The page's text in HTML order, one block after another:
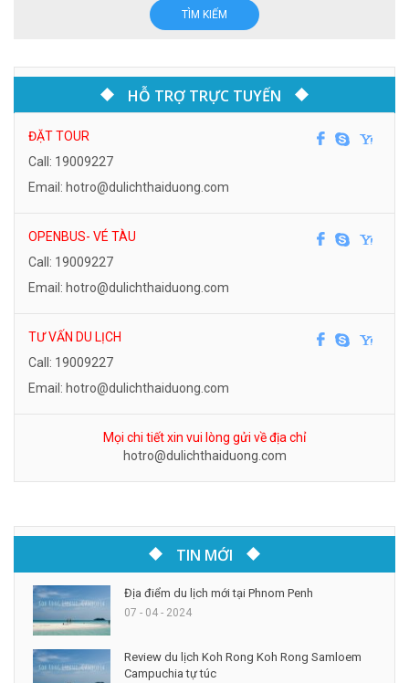
TÌM KIẾM
HỖ TRỢ TRỰC TUYẾN
ĐẶT TOUR
Call: 19009227
Email: hotro@dulichthaiduong.com
OPENBUS- VÉ TÀU
Call: 19009227
Email: hotro@dulichthaiduong.com
TƯ VẤN DU LỊCH
Call: 19009227
Email: hotro@dulichthaiduong.com
Mọi chi tiết xin vui lòng gửi về địa chỉ
hotro@dulichthaiduong.com
TIN MỚI
Địa điểm du lịch mới tại Phnom Penh
07 - 04 - 2024
Review du lịch Koh Rong Koh Rong Samloem
Campuchia tự túc